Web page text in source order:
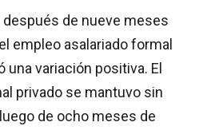
de nueve meses
empleo asalariado formal
variación positiva. El
privado se mantuvo sin
de ocho meses de